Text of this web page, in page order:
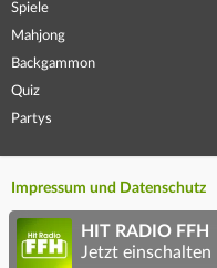
Spiele
Mahjong
Backgammon
Quiz
Partys
Impressum und Datenschutz
HIT RADIO FFH
Jetzt einschalten